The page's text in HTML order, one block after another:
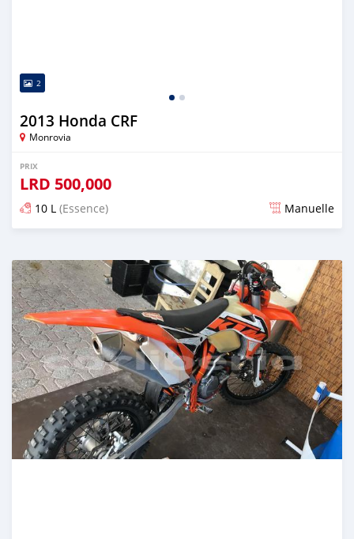
2
2013 Honda CRF
Monrovia
PRIX
LRD 500,000
10 L (Essence) Manuelle